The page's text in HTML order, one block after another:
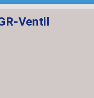
Ventil